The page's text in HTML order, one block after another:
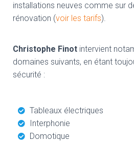
installations neuves comme sur
rénovation (voir les tarifs).
Christophe Finot intervient
domaines suivants, en étant
sécurité :
Tableaux électriques
Interphonie
Domotique